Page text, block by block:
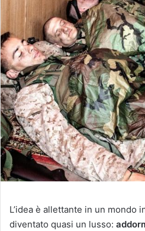
L’idea è allettante in un mondo
diventato quasi un lusso: